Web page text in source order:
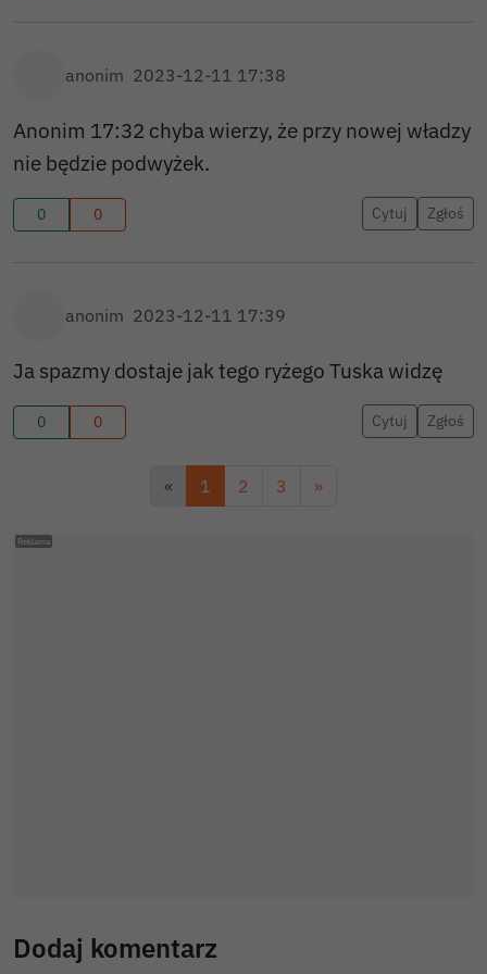
anonim 2023-12-11 17:38
Anonim 17:32 chyba wierzy, że przy nowej władzy
nie będzie podwyżek.
0 0 Cytuj Zgłoś
anonim 2023-12-11 17:39
Ja spazmy dostaje jak tego ryżego Tuska widzę
0 0 Cytuj Zgłoś
« 1 2 3 »
Dodaj komentarz